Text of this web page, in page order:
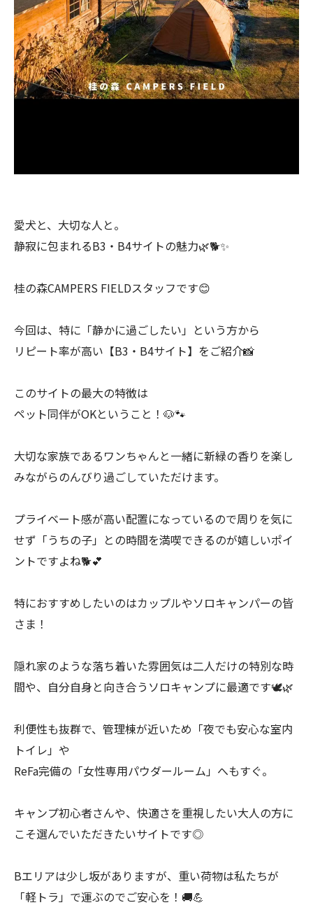
愛犬と、大切な人と。
静寂に包まれるB3・B4サイトの魅力🌿🐕✨
桂の森CAMPERS FIELDスタッフです😊
今回は、特に「静かに過ごしたい」という方から
リピート率が高い【B3・B4サイト】をご紹介📸
このサイトの最大の特徴は
ペット同伴がOKということ！🐶🐾
大切な家族であるワンちゃんと一緒に新緑の香りを楽し
みながらのんびり過ごしていただけます。
プライベート感が高い配置になっているので周りを気に
せず「うちの子」との時間を満喫できるのが嬉しいポイ
ントですよね🐕💕
特におすすめしたいのはカップルやソロキャンパーの皆
さま！
隠れ家のような落ち着いた雰囲気は二人だけの特別な時
間や、自分自身と向き合うソロキャンプに最適です🕊️🌿
利便性も抜群で、管理棟が近いため「夜でも安心な室内
トイレ」や
ReFa完備の「女性専用パウダールーム」へもすぐ。
キャンプ初心者さんや、快適さを重視したい大人の方に
こそ選んでいただきたいサイトです◎
Bエリアは少し坂がありますが、重い荷物は私たちが
「軽トラ」で運ぶのでご安心を！🚚💪